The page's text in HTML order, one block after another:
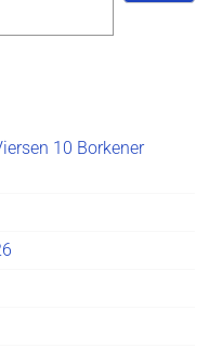
10 Borkener